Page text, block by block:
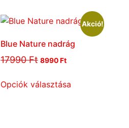
Akció!
Blue Nature nadrág
17990Ft 8990Ft
Opciók választása